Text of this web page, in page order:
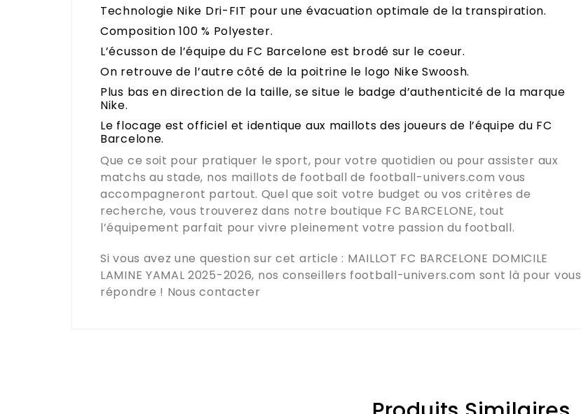
Technologie Nike Dri-FIT pour une évacuation optimale de la transpiration.
Composition 100 % Polyester.
L’écusson de l’équipe du FC Barcelone est brodé sur le coeur.
On retrouve de l’autre côté de la poitrine le logo Nike Swoosh.
Plus bas en direction de la taille, se situe le badge d’authenticité de la marque
Nike.
Le flocage est officiel et identique aux maillots des joueurs de l’équipe du FC
Barcelone.
Que ce soit pour pratiquer le sport, pour votre quotidien ou pour assister aux
matchs au stade, nos maillots de football de football-univers.com vous
accompagneront partout. Quel que soit votre budget ou vos critères de
recherche, vous trouverez dans notre boutique FC BARCELONE, tout
l’équipement parfait pour vivre pleinement votre passion du football.
Si vous avez une question sur cet article : MAILLOT FC BARCELONE DOMICILE
LAMINE YAMAL 2025-2026, nos conseillers football-univers.com sont là pour vous
répondre ! Nous contacter